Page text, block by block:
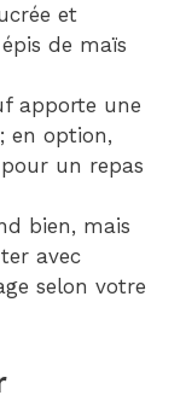
et
de maïs
apporte une
en option,
un repas
bien, mais
avec
selon votre